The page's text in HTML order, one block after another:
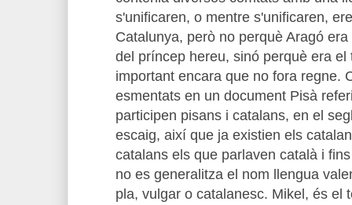
s'unificaren, o mentre s'unificaren,
Catalunya, però no perquè Aragó
del príncep hereu, sinó perquè era
important encara que no fora regne.
esmentats en un document Pisà
participen pisans i catalans, en el
escaig, així que ja existien els
catalans els que parlaven català i
no es generalitza el nom llengua
pla, vulgar o catalanesc. Mikel, és el